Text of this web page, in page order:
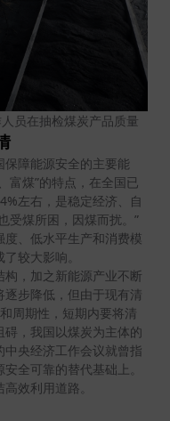
员在抽检煤炭产品质量
障能源安全的主要能
富煤”的特点，在全国已
左右，是稳定经济、自
受煤所困，因煤而扰。”
、低水平生产和消费模
较大影响。
，加之新能源产业不断
步降低，但由于现有清
周期性，短期内要将清
，我国以煤炭为主体的
央经济工作会议就曾指
全可靠的替代基础上。
效利用道路。